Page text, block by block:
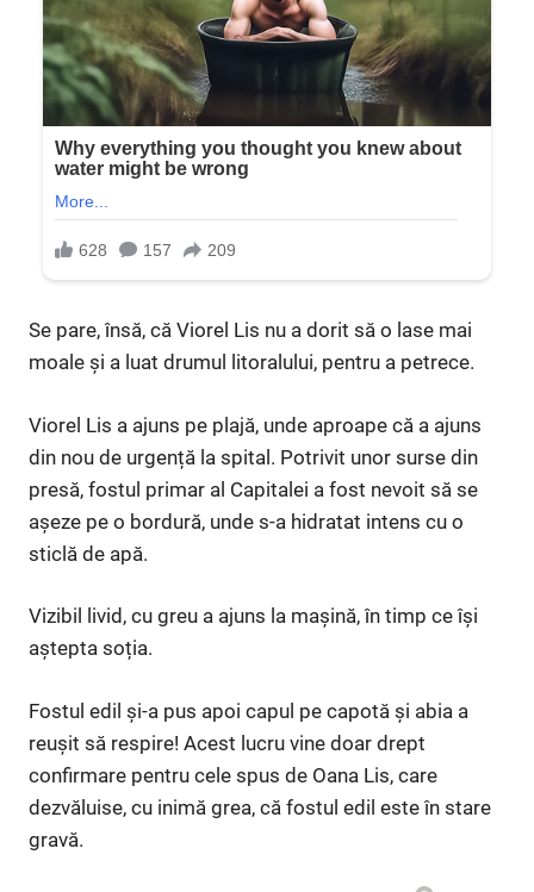
Se pare, însă, că Viorel Lis nu a dorit să o lase mai
moale și a luat drumul litoralului, pentru a petrece.
Viorel Lis a ajuns pe plajă, unde aproape că a ajuns
din nou de urgență la spital. Potrivit unor surse din
presă, fostul primar al Capitalei a fost nevoit să se
așeze pe o bordură, unde s-a hidratat intens cu o
sticlă de apă.
Vizibil livid, cu greu a ajuns la mașină, în timp ce își
aștepta soția.
Fostul edil și-a pus apoi capul pe capotă și abia a
reușit să respire! Acest lucru vine doar drept
confirmare pentru cele spus de Oana Lis, care
dezvăluise, cu inimă grea, că fostul edil este în stare
gravă.